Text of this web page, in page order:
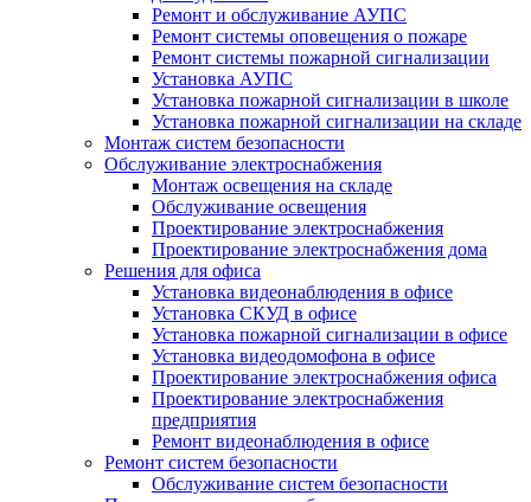
Ремонт и обслуживание АУПС
Ремонт системы оповещения о пожаре
Ремонт системы пожарной сигнализации
Установка АУПС
Установка пожарной сигнализации в школе
Установка пожарной сигнализации на складе
Монтаж систем безопасности
Обслуживание электроснабжения
Монтаж освещения на складе
Обслуживание освещения
Проектирование электроснабжения
Проектирование электроснабжения дома
Решения для офиса
Установка видеонаблюдения в офисе
Установка СКУД в офисе
Установка пожарной сигнализации в офисе
Установка видеодомофона в офисе
Проектирование электроснабжения офиса
Проектирование электроснабжения
предприятия
Ремонт видеонаблюдения в офисе
Ремонт систем безопасности
Обслуживание систем безопасности